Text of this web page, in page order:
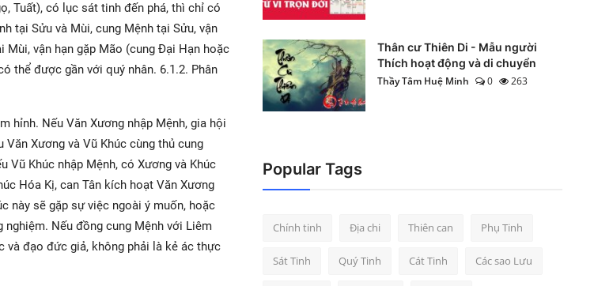
Tuất), có lục sát tinh đến phá, thì chỉ có
tại Sửu và Mùi, cung Mệnh tại Sửu, vận
Mùi, vận hạn gặp Mão (cung Đại Hạn hoặc
thể được gần với quý nhân. 6.1.2. Phân
hỉnh. Nếu Văn Xương nhập Mệnh, gia hội
Xương và Vũ Khúc cùng thủ cung
Vũ Khúc nhập Mệnh, có Xương và Khúc
Hóa Kị, can Tân kích hoạt Văn Xương
này sẽ gặp sự việc ngoài ý muốn, hoặc
Nếu đồng cung Mệnh với Liêm
và đạo đức giả, không phải là kẻ ác thực
Thân cư Thiên Di - Mẫu người
Thích hoạt động và di chuyển
Thầy Tâm Huệ Minh
0 263
Popular Tags
Chính tinh Địa chi Thiên can Phụ Tinh
Sát Tinh Quý Tinh Cát Tinh Các sao Lưu